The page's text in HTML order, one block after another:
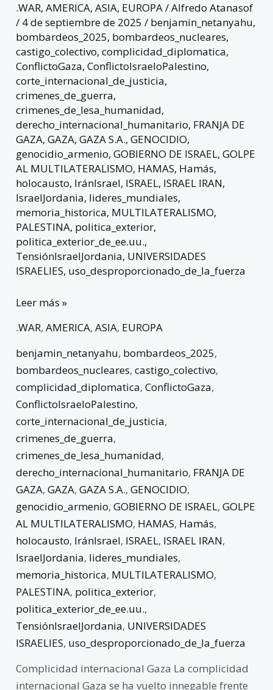
.WAR,AMERICA,ASIA, EUROPA/Alfredo Atanasof
/ 4 de septiembre de 2025/ benjamin_netanyahu,
bombardeos_2025, bombardeos_nucleares,
castigo_colectivo,complicidad_diplomatica,
ConflictoGaza,ConflictoIsraeloPalestino,
corte_internacional_de_justicia,
crimenes_de_guerra,
crimenes_de_lesa_humanidad,
derecho_internacional_humanitario, FRANJA DE
GAZA,GAZA,GAZA S.A.,GENOCIDIO,
genocidio_armenio,GOBIERNO DE ISRAEL,GOLPE
AL MULTILATERALISMO, HAMAS, Hamás,
holocausto, IránIsrael, ISRAEL, ISRAEL IRAN,
IsraelJordania, lideres_mundiales,
memoria_historica, MULTILATERALISMO,
PALESTINA, politica_exterior,
politica_exterior_de_ee.uu.,
TensiónIsraelJordania, UNIVERSIDADES
ISRAELIES, uso_desproporcionado_de_la_fuerza
Leer más »
.WAR,AMERICA,ASIA, EUROPA
benjamin_netanyahu, bombardeos_2025,
bombardeos_nucleares,castigo_colectivo,
complicidad_diplomatica,ConflictoGaza,
ConflictoIsraeloPalestino,
corte_internacional_de_justicia,
crimenes_de_guerra,
crimenes_de_lesa_humanidad,
derecho_internacional_humanitario, FRANJA DE
GAZA,GAZA,GAZA S.A.,GENOCIDIO,
genocidio_armenio,GOBIERNO DE ISRAEL,GOLPE
AL MULTILATERALISMO, HAMAS, Hamás,
holocausto, IránIsrael, ISRAEL, ISRAEL IRAN,
IsraelJordania, lideres_mundiales,
memoria_historica, MULTILATERALISMO,
PALESTINA, politica_exterior,
politica_exterior_de_ee.uu.,
TensiónIsraelJordania, UNIVERSIDADES
ISRAELIES, uso_desproporcionado_de_la_fuerza
Complicidad internacional Gaza La complicidad
internacional Gaza se ha vuelto innegable frente